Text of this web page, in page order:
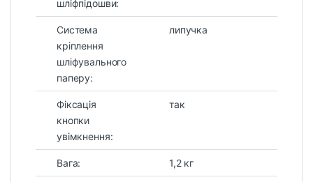
шліфпідошви:
Система
кріплення
шліфувального
паперу:
липучка
Фіксація
кнопки
увімкнення:
так
Вага: 1,2 кг